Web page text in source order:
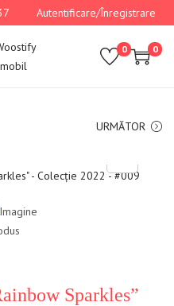
Autentificare/Înregistrare
0 0
URMĂTOR
Sparkles”